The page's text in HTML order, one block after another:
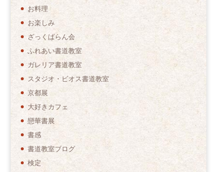
お料理
お楽しみ
ざっくばらん会
ふれあい書道教室
ガレリア書道教室
スタジオ・ビオス書道教室
京都展
大好きカフェ
戀華書展
書感
書道教室ブログ
検定